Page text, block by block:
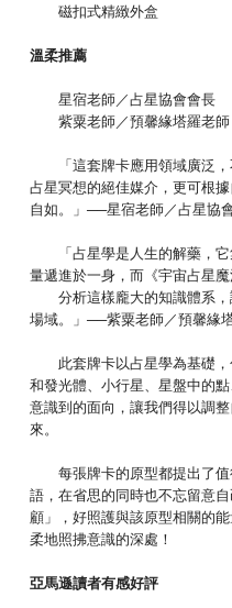
磁扣式精緻外盒
溫柔推薦
星宿老師／占星協會會長
紫粟老師／預馨緣塔羅老師
「這套牌卡應用領域廣泛，
占星冥想的絕佳媒介，更可根
自如。」──星宿老師／占星協
「占星學是人生的解藥，它
量遞進於一身，而《宇宙占星
分析這樣龐大的知識體系，
場域。」──紫粟老師／預馨緣
此套牌卡以占星學為基礎，
和發光體、小行星、星盤中的
意識到的面向，讓我們得以調
來。
每張牌卡的原型都提出了值
語，在省思的同時也不忘留意
顧」，好照護與該原型相關的
柔地照拂意識的深處！
亞馬遜讀者有感好評